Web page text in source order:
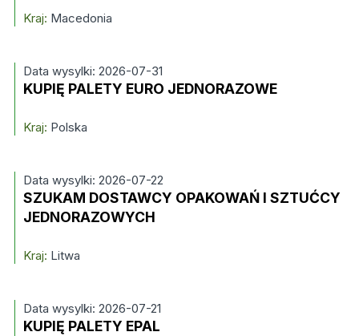
Kraj: Macedonia
Data wysylki: 2026-07-31
KUPIĘ PALETY EURO JEDNORAZOWE
Kraj: Polska
Data wysylki: 2026-07-22
SZUKAM DOSTAWCY OPAKOWAŃ I SZTUĆCY
JEDNORAZOWYCH
Kraj: Litwa
Data wysylki: 2026-07-21
KUPIĘ PALETY EPAL